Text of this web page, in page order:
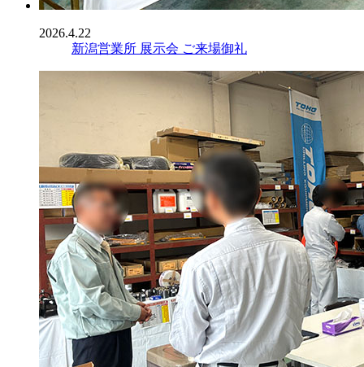
2026.4.22
新潟営業所 展示会 ご来場御礼